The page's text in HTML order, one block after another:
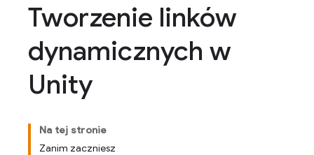
Tworzenie linków
dynamicznych w
Unity
Na tej stronie
Zanim zaczniesz